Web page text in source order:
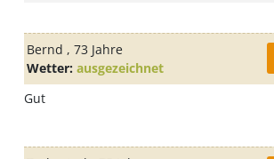
Bernd , 73 Jahre
Wetter: ausgezeichnet
Gut